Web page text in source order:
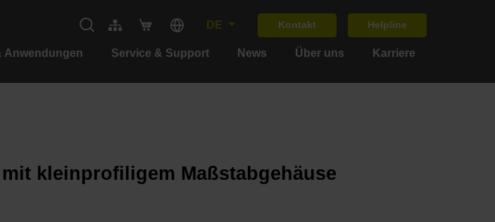
DE Kontakt Helpline
Anwendungen Service & Support News Über uns Karriere
kleinprofiligem Maßstabgehäuse